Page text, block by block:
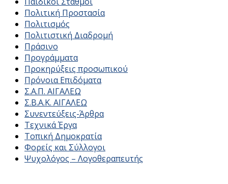
Πολιτική Προστασία
Πολιτισμός
Πολιτιστική Διαδρομή
Πράσινο
Προγράμματα
Προκηρύξεις προσωπικού
Πρόνοια Επιδόματα
Σ.Α.Π. ΑΙΓΑΛΕΩ
Σ.Β.Α.Κ. ΑΙΓΑΛΕΩ
Συνεντεύξεις-Άρθρα
Τεχνικά Έργα
Τοπική Δημοκρατία
Φορείς και Σύλλογοι
Ψυχολόγος – Λογοθεραπευτής